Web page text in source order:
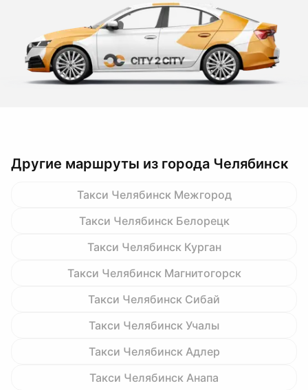
Другие маршруты из города Челябинск
Такси Челябинск Межгород
Такси Челябинск Белорецк
Такси Челябинск Курган
Такси Челябинск Магнитогорск
Такси Челябинск Сибай
Такси Челябинск Учалы
Такси Челябинск Адлер
Такси Челябинск Анапа